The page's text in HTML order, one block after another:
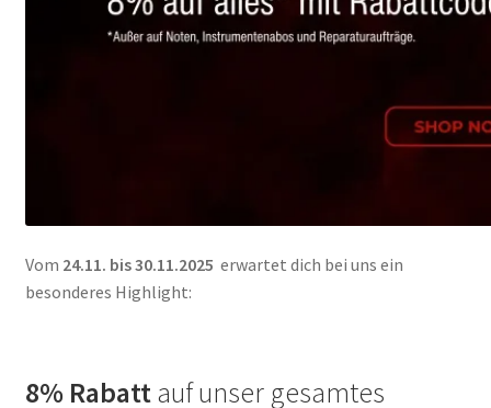
Vom 24.11. bis 30.11.2025 erwartet dich bei uns ein
besonderes Highlight:
8% Rabattauf unser gesamtes